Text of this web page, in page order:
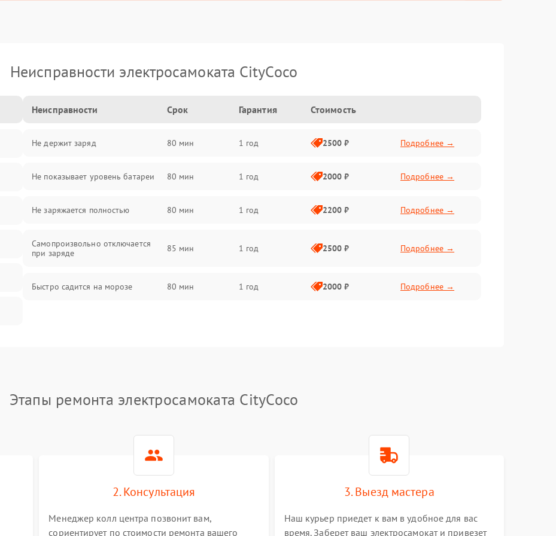
Неисправности электросамоката CityCoco
Неисправности Срок Гарантия Стоимость
Не держит заряд 80 мин 1 год 2500 ₽ Подробнее →
Не показывает уровень батареи 80 мин 1 год 2000 ₽ Подробнее →
Не заряжается полностью 80 мин 1 год 2200 ₽ Подробнее →
Самопроизвольно отключается
при заряде
85 мин 1 год 2500 ₽ Подробнее →
Быстро садится на морозе 80 мин 1 год 2000 ₽ Подробнее →
Этапы ремонта электросамоката CityCoco
2. Консультация
Менеджер колл центра позвонит вам,
сориентирует по стоимости ремонта вашего
3. Выезд мастера
Наш курьер приедет к вам в удобное для вас
время. Заберет ваш электросамокат и привезет